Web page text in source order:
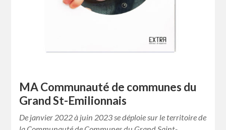
MA Communauté de communes du
Grand St-Emilionnais
De janvier 2022 à juin 2023 se déploie sur le territoire de